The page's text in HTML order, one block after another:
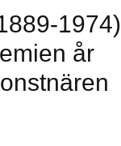
1974)
år